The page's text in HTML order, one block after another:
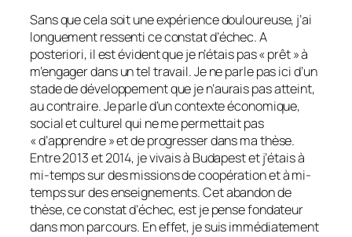
Sans que cela soit une expérience douloureuse, j’ai
longuement ressenti ce constat d’échec. A
posteriori, il est évident que je n’étais pas « prêt » à
m’engager dans un tel travail. Je ne parle pas ici d’un
stade de développement que je n’aurais pas atteint,
au contraire. Je parle d’un contexte économique,
social et culturel qui ne me permettait pas
« d’apprendre » et de progresser dans ma thèse.
Entre 2013 et 2014, je vivais à Budapest et j’étais à
mi-temps sur des missions de coopération et à mi-
temps sur des enseignements. Cet abandon de
thèse, ce constat d’échec, est je pense fondateur
dans mon parcours. En effet, je suis immédiatement